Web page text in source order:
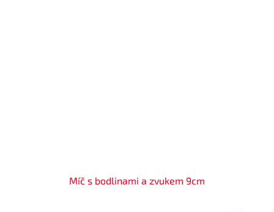
Míč s bodlinami a zvukem 9cm